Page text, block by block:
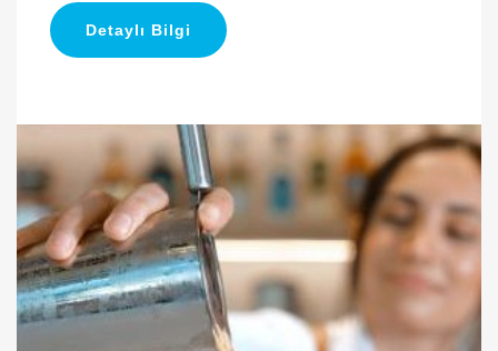
Detaylı Bilgi